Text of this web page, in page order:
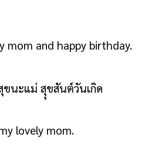
mom and happy birthday.
นะแม่ สุุขสันต์วันเกิด
lovely mom.